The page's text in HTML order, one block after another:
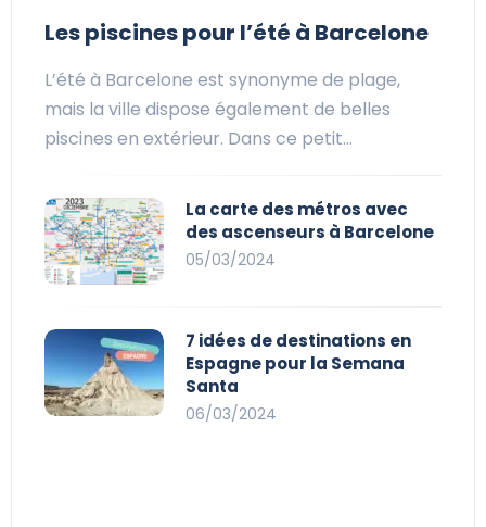
Les piscines pour l’été à Barcelone
L’été à Barcelone est synonyme de plage,
mais la ville dispose également de belles
piscines en extérieur. Dans ce petit…
La carte des métros avec
des ascenseurs à Barcelone
05/03/2024
7 idées de destinations en
Espagne pour la Semana
Santa
06/03/2024